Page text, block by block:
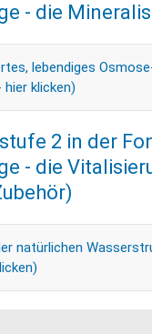
- die
lebendiges
klicken)
2 in der
- die
natürlichen